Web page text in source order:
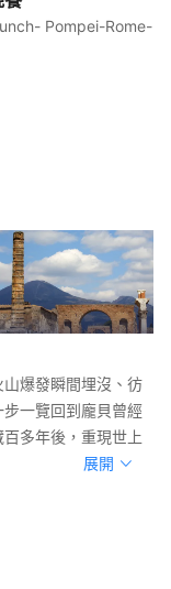
Pompei-Rome-
爆發瞬間埋沒、彷
一覽回到龐貝曾經
多年後，重現世上
展開